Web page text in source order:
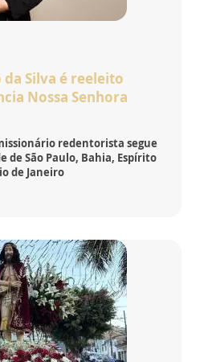
Silva é reeleito
Nossa Senhora
redentorista segue
de São Paulo, Bahia, Espírito
de Janeiro